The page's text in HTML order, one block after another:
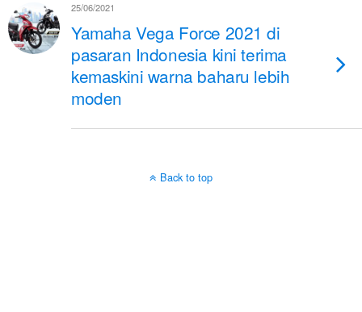
25/06/2021
Yamaha Vega Force 2021 di
pasaran Indonesia kini terima
kemaskini warna baharu lebih
moden
Back to top